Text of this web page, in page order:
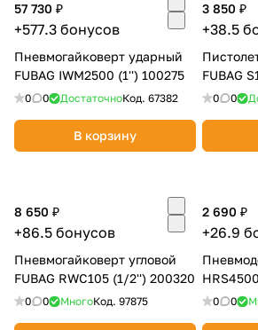
57 730 ₽
+577.3 бонусов
Пневмогайковерт ударный
FUBAG IWM2500 (1'') 100275
0 0 ДостаточноКод. 67382
В корзину
3 850 ₽
+38.5
FUBAG
0 0
8 650 ₽
+86.5 бонусов
Пневмогайковерт угловой
FUBAG RWC105 (1/2'') 200320
0 0 МногоКод. 97875
2 690 ₽
+26.9
0 0